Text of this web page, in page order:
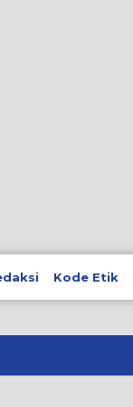
Kode Etik